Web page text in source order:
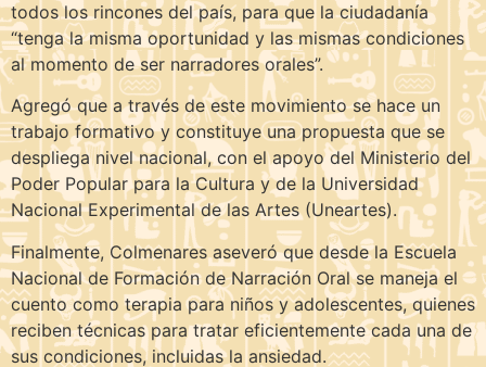
todos los rincones del país, para que la ciudadanía
“tenga la misma oportunidad y las mismas condiciones
al momento de ser narradores orales”.
Agregó que a través de este movimiento se hace un
trabajo formativo y constituye una propuesta que se
despliega nivel nacional, con el apoyo del Ministerio del
Poder Popular para la Cultura y de la Universidad
Nacional Experimental de las Artes (Uneartes).
Finalmente, Colmenares aseveró que desde la Escuela
Nacional de Formación de Narración Oral se maneja el
cuento como terapia para niños y adolescentes, quienes
reciben técnicas para tratar eficientemente cada una de
sus condiciones, incluidas la ansiedad.